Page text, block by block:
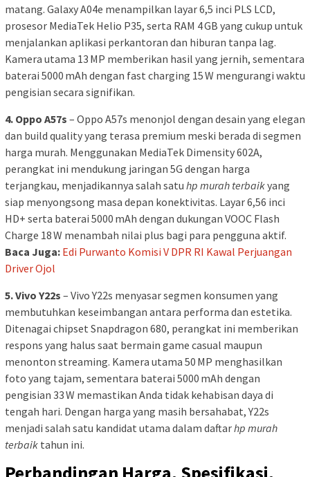
matang. Galaxy A04e menampilkan layar 6,5 inci PLS LCD,
prosesor MediaTek Helio P35, serta RAM 4 GB yang cukup untuk
menjalankan aplikasi perkantoran dan hiburan tanpa lag.
Kamera utama 13 MP memberikan hasil yang jernih, sementara
baterai 5000 mAh dengan fast charging 15 W mengurangi waktu
pengisian secara signifikan.
4. Oppo A57s – Oppo A57s menonjol dengan desain yang elegan
dan build quality yang terasa premium meski berada di segmen
harga murah. Menggunakan MediaTek Dimensity 602A,
perangkat ini mendukung jaringan 5G dengan harga
terjangkau, menjadikannya salah satu hp murah terbaikyang
siap menyongsong masa depan konektivitas. Layar 6,56 inci
HD+ serta baterai 5000 mAh dengan dukungan VOOC Flash
Charge 18 W menambah nilai plus bagi para pengguna aktif.
Baca Juga: Edi Purwanto Komisi V DPR RI Kawal Perjuangan
Driver Ojol
5. Vivo Y22s – Vivo Y22s menyasar segmen konsumen yang
membutuhkan keseimbangan antara performa dan estetika.
Ditenagai chipset Snapdragon 680, perangkat ini memberikan
respons yang halus saat bermain game casual maupun
menonton streaming. Kamera utama 50 MP menghasilkan
foto yang tajam, sementara baterai 5000 mAh dengan
pengisian 33 W memastikan Anda tidak kehabisan daya di
tengah hari. Dengan harga yang masih bersahabat, Y22s
menjadi salah satu kandidat utama dalam daftarhp murah
terbaik tahun ini.
Perbandingan Harga, Spesifikasi,